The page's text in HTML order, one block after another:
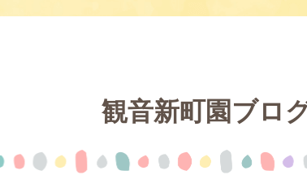
観音新町園ブロ